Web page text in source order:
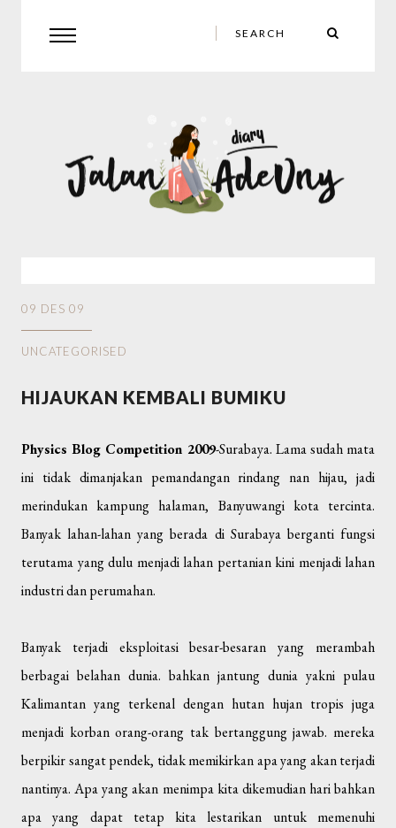
09 DES 09
UNCATEGORISED
HIJAUKAN KEMBALI BUMIKU
Physics Blog Competition 2009-Surabaya. Lama sudah mata
ini tidak dimanjakan pemandangan rindang nan hijau, jadi
merindukan kampung halaman, Banyuwangi kota tercinta.
Banyak lahan-lahan yang berada di Surabaya berganti fungsi
terutama yang dulu menjadi lahan pertanian kini menjadi lahan
industri dan perumahan.
Banyak terjadi eksploitasi besar-besaran yang merambah
berbagai belahan dunia. bahkan jantung dunia yakni pulau
Kalimantan yang terkenal dengan hutan hujan tropis juga
menjadi korban orang-orang tak bertanggung jawab. mereka
berpikir sangat pendek, tidak memikirkan apa yang akan terjadi
nantinya. Apa yang akan menimpa kita dikemudian hari bahkan
apa yang dapat tetap kita lestarikan untuk memenuhi